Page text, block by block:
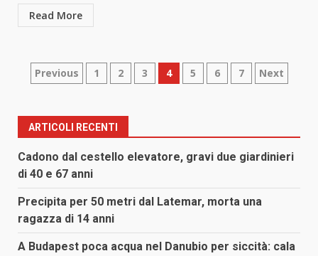
Read More
Paginazione
articoli
Previous 1 2 3 4 5 6 7 Next
ARTICOLI RECENTI
Cadono dal cestello elevatore, gravi due giardinieri
di 40 e 67 anni
Precipita per 50 metri dal Latemar, morta una
ragazza di 14 anni
A Budapest poca acqua nel Danubio per siccità: cala